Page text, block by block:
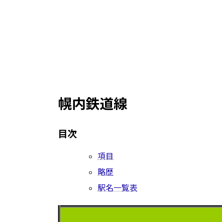
幌内鉄道線
目次
項目
略歴
駅名一覧表